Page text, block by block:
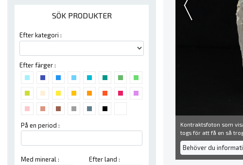
SÖK PRODUKTER
Efter kategori :
Efter färger :
På en period :
Med mineral : Efter land :
Kontraktsfoton som
togs för att få en så
Behöver du